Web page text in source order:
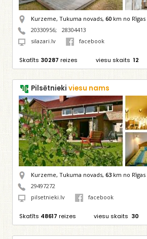
Kurzeme, Tukuma novads, 60 km no Rīgas
20330956;
28304413
silazari.lv
facebook
Skatīts 30287 reizes viesu skaits 12
Pilsētnieki viesu nams
Kurzeme, Tukuma novads, 63 km no Rīgas
29497272
pilsetnieki.lv
facebook
Skatīts 48617 reizes viesu skaits 30